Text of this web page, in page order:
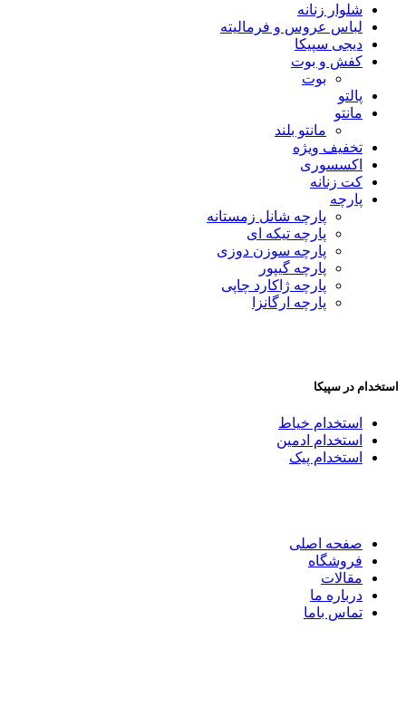
شلوار زنانه
لباس عروس و فرمالیته
دیجی سپیکا
کفش و بوت
بوت
پالتو
مانتو
مانتو بلند
تخفیف ویژه
اکسسوری
کت زنانه
پارچه
پارچه شانل زمستانه
پارچه تیکه ای
پارچه سوزن دوزی
پارچه گیپور
پارچه ژاکارد چاپی
پارچه ارگانزا
استخدام در سپیکا
استخدام خیاط
استخدام ادمین
استخدام پیک
صفحه اصلی
فروشگاه
مقالات
درباره ما
تماس باما